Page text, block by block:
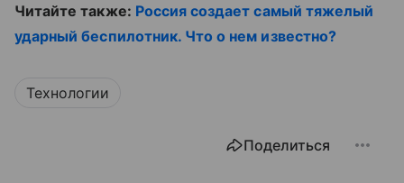
Читайте также: Россия создает самый тяжелый
ударный беспилотник. Что о нем известно?
Технологии
Поделиться